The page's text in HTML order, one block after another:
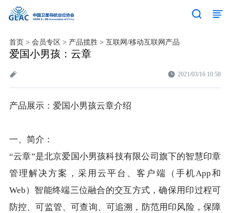
首页 > 会员专区 > 产品揽胜> 互联网/移动互联网产品
爱国小男孩：云章
2021/03/16 10:58
产品展示：爱国小男孩云章介绍
一、简介：
“云章”是北京爱国小男孩科技有限公司旗下的智慧印章
管理解决方案，采用云平台、客户端（手机App和
Web）智能终端三位融合的交互方式，确保用印过程可
防控、可监管、可查询、可追溯，防范用印风险，保障